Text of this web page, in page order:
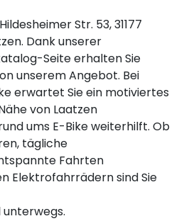
Str. 53, 31177
Dank unserer
Seite erhalten Sie
unserem Angebot. Bei
erwartet Sie ein motiviertes
von Laatzen
ums E-Bike weiterhilft. Ob
tägliche
Fahrten
Elektrofahrrädern sind Sie